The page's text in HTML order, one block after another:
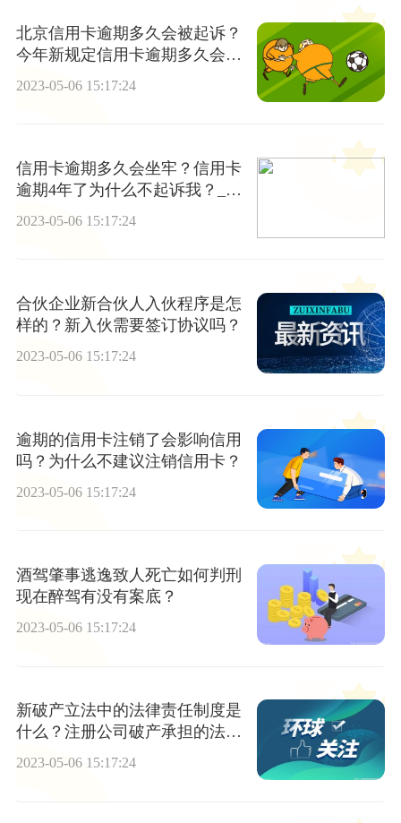
北京信用卡逾期多久会被起诉？
今年新规定信用卡逾期多久会起
2023-05-06 15:17:24
信用卡逾期多久会坐牢？信用卡
逾期4年了为什么不起诉我？_天
2023-05-06 15:17:24
合伙企业新合伙人入伙程序是怎
样的？新入伙需要签订协议吗？
2023-05-06 15:17:24
逾期的信用卡注销了会影响信用
吗？为什么不建议注销信用卡？
2023-05-06 15:17:24
酒驾肇事逃逸致人死亡如何判刑
现在醉驾有没有案底？
2023-05-06 15:17:24
新破产立法中的法律责任制度是
什么？注册公司破产承担的法律
后果是什么？
2023-05-06 15:17:24